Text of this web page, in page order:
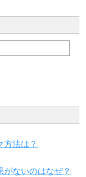
方法は？
がないのはなぜ？